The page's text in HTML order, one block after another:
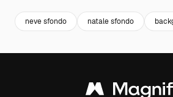
neve sfondo natale sfondo